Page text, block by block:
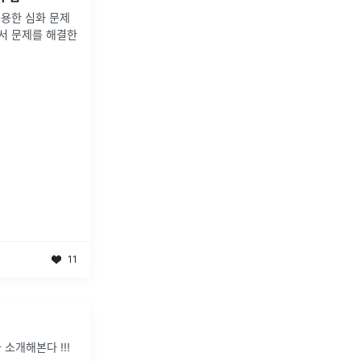
한 심화 문제
문제를 해결한
11
소개해본다 !!!